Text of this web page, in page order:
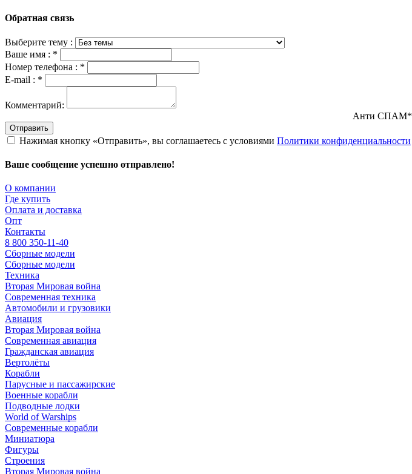
Обратная связь
Выберите тему :
Ваше имя : *
Номер телефона : *
E-mail : *
Комментарий:
Анти СПАМ*
Отправить
Нажимая кнопку «Отправить», вы соглашаетесь с условиями Политики конфиденциальности
Ваше сообщение успешно отправлено!
О компании
Где купить
Оплата и доставка
Опт
Контакты
8 800 350-11-40
Сборные модели
Сборные модели
Техника
Вторая Мировая война
Современная техника
Автомобили и грузовики
Авиация
Вторая Мировая война
Современная авиация
Гражданская авиация
Вертолёты
Корабли
Парусные и пассажирские
Военные корабли
Подводные лодки
World of Warships
Современные корабли
Миниатюра
Фигуры
Строения
Вторая Мировая война